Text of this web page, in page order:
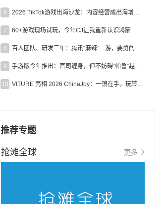
6 2026 TikTok游戏出海沙龙：内容经营成出海增长新引擎
7 60+游戏现场试玩，今年CJ让我重新认识鸿蒙
8 百人团队、研发三年：腾讯“麻辣”二游，要勇闯男性恋爱市场
9 手游版今年推出：官司缠身，但不妨碍“帕鲁”越来越火
10 VITURE 亮相 2026 ChinaJoy：一镜在手，玩转全场！
推荐专题
抢滩全球 更多